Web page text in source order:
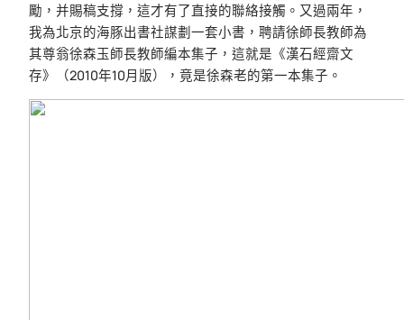
勵，并賜稿支撐，這才有了直接的聯絡接觸。又過兩年，
我為北京的海豚出書社謀劃一套小書，聘請徐師長教師為
其尊翁徐森玉師長教師編本集子，這就是《漢石經齋文
存》（2010年10月版），竟是徐森老的第一本集子。